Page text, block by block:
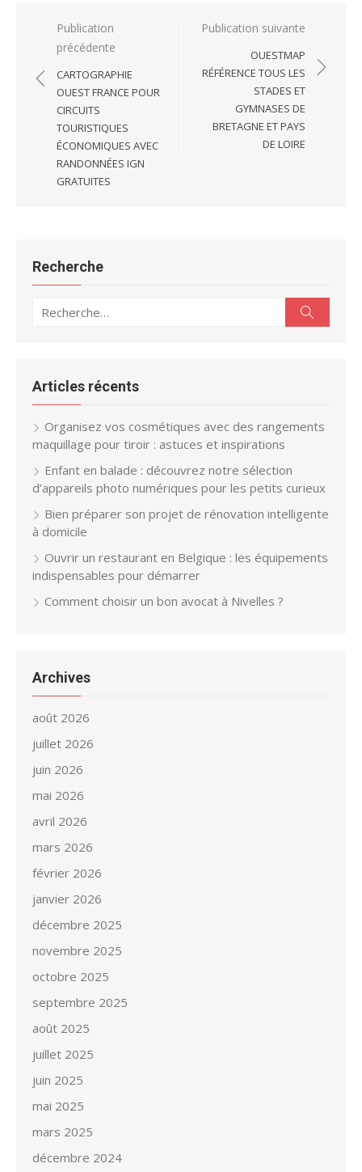
Navigation
l’article
Publication
précédente
CARTOGRAPHIE
OUEST FRANCE POUR
CIRCUITS
TOURISTIQUES
ÉCONOMIQUES AVEC
RANDONNÉES IGN
GRATUITES
Publication suivante
OUESTMAP
RÉFÉRENCE TOUS LES
STADES ET
GYMNASES DE
BRETAGNE ET PAYS
DE LOIRE
Recherche
Recherche
Articles récents
Organisez vos cosmétiques avec des rangements
maquillage pour tiroir : astuces et inspirations
Enfant en balade : découvrez notre sélection
d’appareils photo numériques pour les petits curieux
Bien préparer son projet de rénovation intelligente
à domicile
Ouvrir un restaurant en Belgique : les équipements
indispensables pour démarrer
Comment choisir un bon avocat à Nivelles ?
Archives
août 2026
juillet 2026
juin 2026
mai 2026
avril 2026
mars 2026
février 2026
janvier 2026
décembre 2025
novembre 2025
octobre 2025
septembre 2025
août 2025
juillet 2025
juin 2025
mai 2025
mars 2025
décembre 2024